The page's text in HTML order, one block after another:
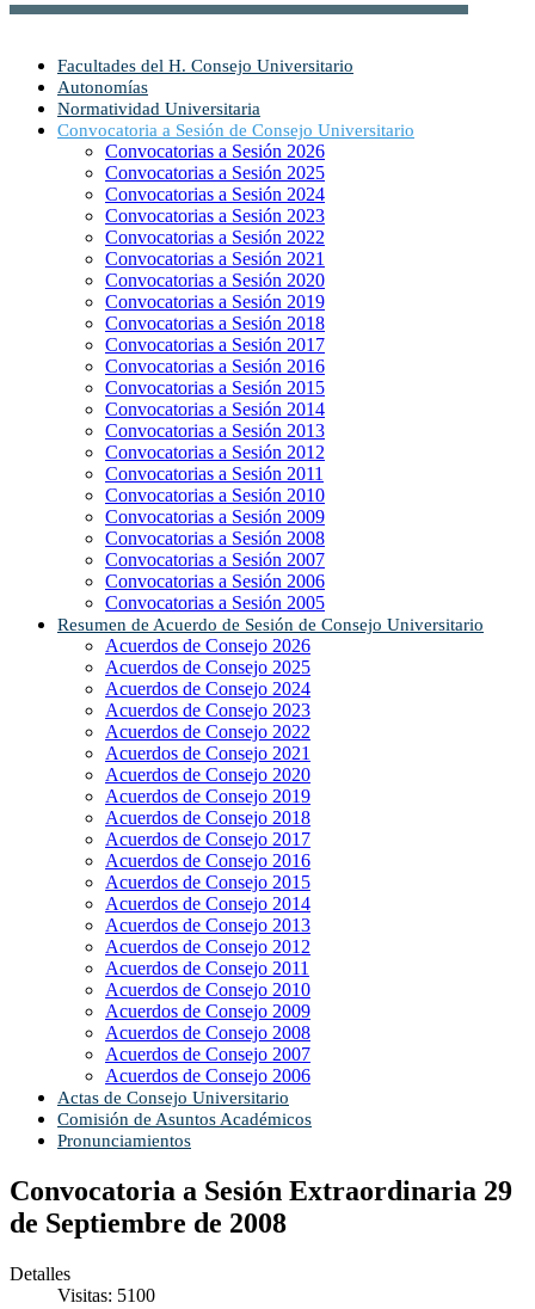
Facultades del H. Consejo Universitario
Autonomías
Normatividad Universitaria
Convocatoria a Sesión de Consejo Universitario
Convocatorias a Sesión 2026
Convocatorias a Sesión 2025
Convocatorias a Sesión 2024
Convocatorias a Sesión 2023
Convocatorias a Sesión 2022
Convocatorias a Sesión 2021
Convocatorias a Sesión 2020
Convocatorias a Sesión 2019
Convocatorias a Sesión 2018
Convocatorias a Sesión 2017
Convocatorias a Sesión 2016
Convocatorias a Sesión 2015
Convocatorias a Sesión 2014
Convocatorias a Sesión 2013
Convocatorias a Sesión 2012
Convocatorias a Sesión 2011
Convocatorias a Sesión 2010
Convocatorias a Sesión 2009
Convocatorias a Sesión 2008
Convocatorias a Sesión 2007
Convocatorias a Sesión 2006
Convocatorias a Sesión 2005
Resumen de Acuerdo de Sesión de Consejo Universitario
Acuerdos de Consejo 2026
Acuerdos de Consejo 2025
Acuerdos de Consejo 2024
Acuerdos de Consejo 2023
Acuerdos de Consejo 2022
Acuerdos de Consejo 2021
Acuerdos de Consejo 2020
Acuerdos de Consejo 2019
Acuerdos de Consejo 2018
Acuerdos de Consejo 2017
Acuerdos de Consejo 2016
Acuerdos de Consejo 2015
Acuerdos de Consejo 2014
Acuerdos de Consejo 2013
Acuerdos de Consejo 2012
Acuerdos de Consejo 2011
Acuerdos de Consejo 2010
Acuerdos de Consejo 2009
Acuerdos de Consejo 2008
Acuerdos de Consejo 2007
Acuerdos de Consejo 2006
Actas de Consejo Universitario
Comisión de Asuntos Académicos
Pronunciamientos
Convocatoria a Sesión Extraordinaria 29
de Septiembre de 2008
Detalles
Visitas: 5100